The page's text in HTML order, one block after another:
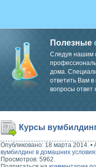
Полезные
Следуя нашим
дома.
ответить Вам
вопросы ответ
Курсы
Опубликовано: 18 марта 2014. •
вумбилдинг в домашних
Просмотров: 5962.